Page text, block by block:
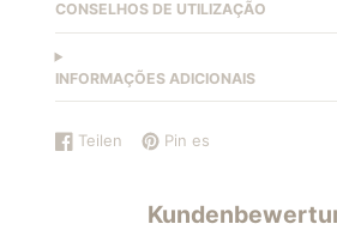
CONSELHOS DE UTILIZAÇÃO
INFORMAÇÕES ADICIONAIS
Teilen
Auf
Wird
Pin es
Auf
Wird
neuen